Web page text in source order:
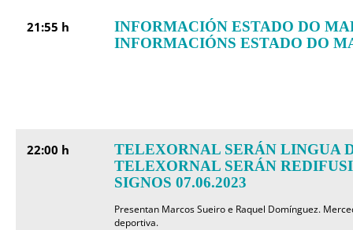
21:55 h
INFORMACIÓN ESTADO DO
INFORMACIÓNS ESTADO DO
22:00 h
TELEXORNAL SERÁN LINGUA
TELEXORNAL SERÁN
SIGNOS 07.06.2023
Presentan Marcos Sueiro e Raquel Domínguez.
deportiva.